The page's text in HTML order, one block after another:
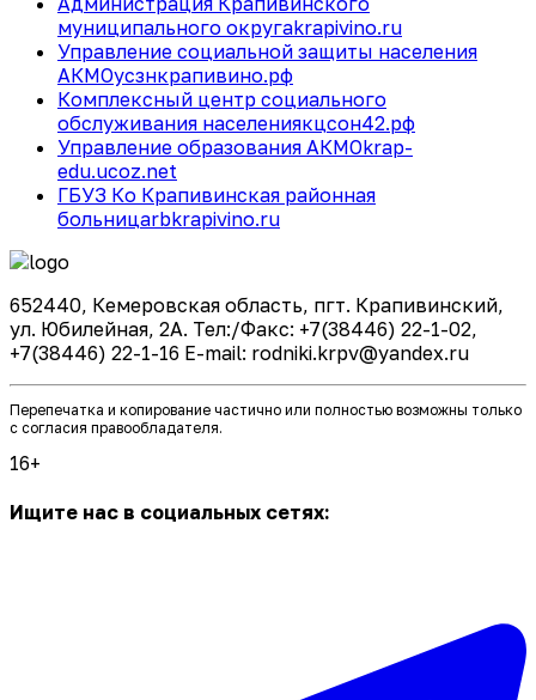
муниципального округаkrapivino.ru
Управление социальной защиты населения
АКМОусзнкрапивино.рф
Комплексный центр социального
обслуживания населениякцсон42.рф
Управление образования АКМОkrap-
edu.ucoz.net
ГБУЗ Ко Крапивинская районная
больницаrbkrapivino.ru
652440, Кемеровская область, пгт. Крапивинский,
ул. Юбилейная, 2А. Тел:/Факс: +7(38446) 22-1-02,
+7(38446) 22-1-16 E-mail: rodniki.krpv@yandex.ru
Перепечатка и копирование частично или полностью возможны только
с согласия правообладателя.
16+
Ищите нас в социальных сетях: